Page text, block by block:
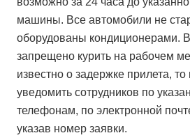
машины. Все автомобили не
оборудованы кондиционерами.
запрещено курить на рабочем
известно о задержке прилета,
уведомить сотрудников по
телефонам, по электронной
указав номер заявки.